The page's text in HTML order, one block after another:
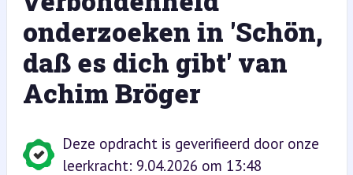
onderzoeken in 'Schön,
daß es dich gibt' van
Achim Bröger
Deze opdracht is geverifieerd door onze
leerkracht: 9.04.2026 om 13:48